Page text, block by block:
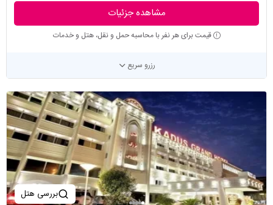
مشاهده جزئیات
قیمت برای هر نفر با محاسبه حمل و نقل، هتل و خدمات
رزرو سریع
بررسی هتل